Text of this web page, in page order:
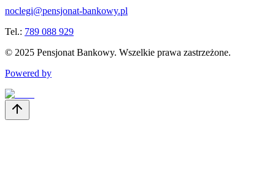
noclegi@pensjonat-bankowy.pl
Tel.: 789 088 929
© 2025 Pensjonat Bankowy. Wszelkie prawa zastrzeżone.
Powered by